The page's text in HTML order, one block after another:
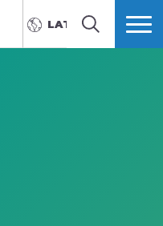
LATVIEŠU
MEKLĒT VAIRĀK